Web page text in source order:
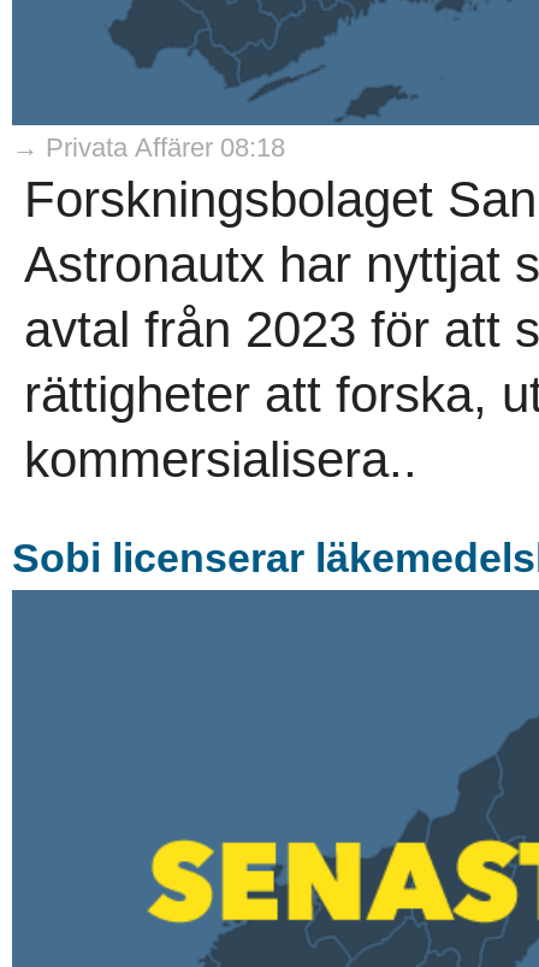
→ Privata Affärer 08:18
Forskningsbolaget
Astronautx har nyttjat
avtal från 2023 för att
rättigheter att forska,
kommersialisera..
Sobi licenserar